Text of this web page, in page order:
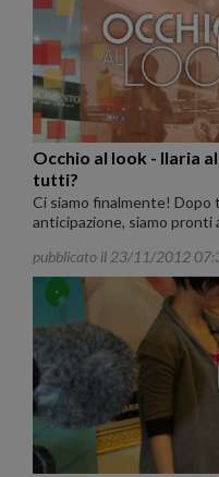
Occhio al look - Ilaria
tutti?
Ci siamo finalmente! Dopo
anticipazione, siamo pronti
pubblicato il 23/11/2012